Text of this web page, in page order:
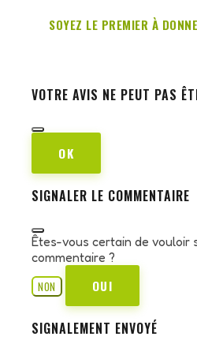
SOYEZ LE PREMIER À
VOTRE AVIS NE PEUT PAS
OK
SIGNALER LE COMMENTAIRE
Êtes-vous certain de vouloir
commentaire ?
NON
OUI
SIGNALEMENT ENVOYÉ